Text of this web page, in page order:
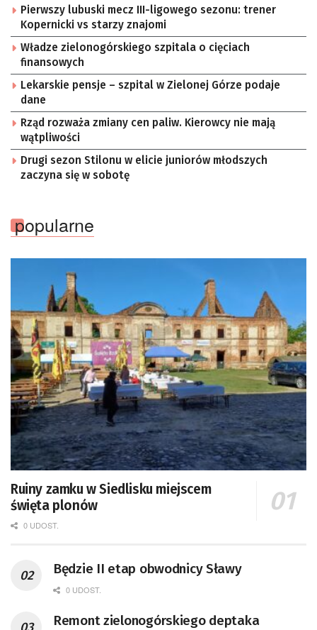
Pierwszy lubuski mecz III-ligowego sezonu: trener
Kopernicki vs starzy znajomi
Władze zielonogórskiego szpitala o cięciach
finansowych
Lekarskie pensje – szpital w Zielonej Górze podaje
dane
Rząd rozważa zmiany cen paliw. Kierowcy nie mają
wątpliwości
Drugi sezon Stilonu w elicie juniorów młodszych
zaczyna się w sobotę
popularne
Ruiny zamku w Siedlisku miejscem
święta plonów
0 UDOST.
Będzie II etap obwodnicy Sławy
0 UDOST.
Remont zielonogórskiego deptaka